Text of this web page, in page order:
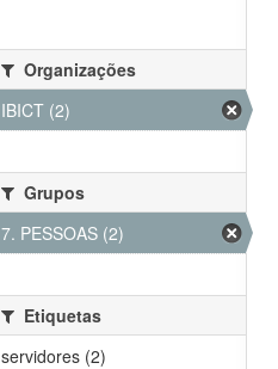
Organizações
IBICT (2)
Grupos
7. PESSOAS (2)
Etiquetas
servidores (2)